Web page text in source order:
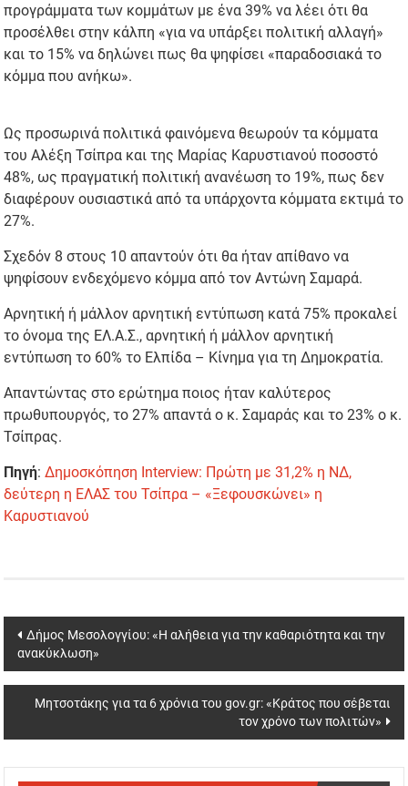
προγράμματα των κομμάτων με ένα 39% να λέει ότι θα
προσέλθει στην κάλπη «για να υπάρξει πολιτική αλλαγή»
και το 15% να δηλώνει πως θα ψηφίσει «παραδοσιακά το
κόμμα που ανήκω».
Ως προσωρινά πολιτικά φαινόμενα θεωρούν τα κόμματα
του Αλέξη Τσίπρα και της Μαρίας Καρυστιανού ποσοστό
48%, ως πραγματική πολιτική ανανέωση το 19%, πως δεν
διαφέρουν ουσιαστικά από τα υπάρχοντα κόμματα εκτιμά το
27%.
Σχεδόν 8 στους 10 απαντούν ότι θα ήταν απίθανο να
ψηφίσουν ενδεχόμενο κόμμα από τον Αντώνη Σαμαρά.
Αρνητική ή μάλλον αρνητική εντύπωση κατά 75% προκαλεί
το όνομα της ΕΛ.Α.Σ., αρνητική ή μάλλον αρνητική
εντύπωση το 60% το Ελπίδα – Κίνημα για τη Δημοκρατία.
Απαντώντας στο ερώτημα ποιος ήταν καλύτερος
πρωθυπουργός, το 27% απαντά ο κ. Σαμαράς και το 23% ο κ.
Τσίπρας.
Πηγή:Δημοσκόπηση Interview: Πρώτη με 31,2% η ΝΔ,
δεύτερη η ΕΛΑΣ του Τσίπρα – «Ξεφουσκώνει» η
Καρυστιανού
Post
navigation
Δήμος Μεσολογγίου: «Η αλήθεια για την καθαριότητα και την
ανακύκλωση»
Μητσοτάκης για τα 6 χρόνια του gov.gr: «Κράτος που σέβεται
τον χρόνο των πολιτών»